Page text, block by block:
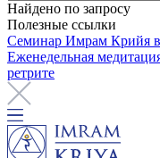
Найдено по запросу
Полезные ссылки
Семинар Имрам Крийя
Еженедельная
ретрите